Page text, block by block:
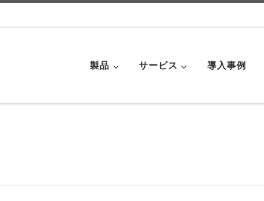
製品 サービス 導入事例